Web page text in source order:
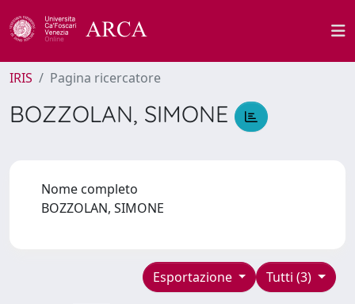
IRIS Pagina ricercatore
BOZZOLAN, SIMONE
Nome completo
BOZZOLAN, SIMONE
Tutti (3)
Esportazione